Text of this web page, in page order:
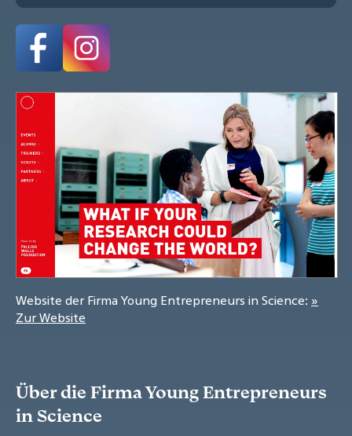
Website der Firma Young Entrepreneurs in Science: »
Zur Website
Über die Firma Young Entrepreneurs
in Science